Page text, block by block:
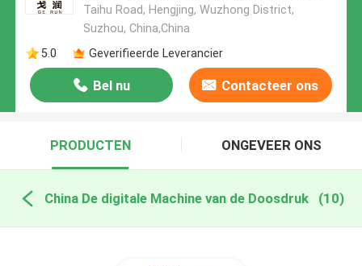
Taihu Road, Hengjing, Wuzhong District,
Suzhou, China,China
5.0
Geverifieerde Leverancier
Bel nu Contacteer ons
PRODUCTEN ONGEVEER ONS
China De digitale Machine van de Doosdruk (10)